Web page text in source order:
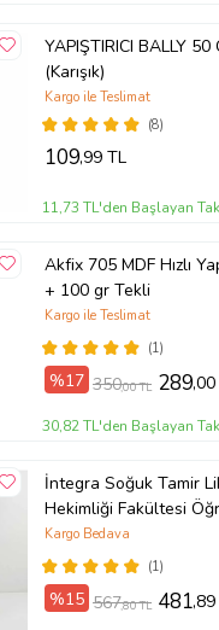
YAPIŞTIRICI BALLY 50
(Karışık)
(8)
Kargo ile Teslimat
109,99 TL
11,73 TL'den Başlayan
Akfix 705 MDF Hızlı
+ 100 gr Tekli
(1)
Kargo ile Teslimat
%17 350,00 TL 289
30,82 TL'den Başlayan
İntegra Soğuk Tamir
Hekimliği Fakültesi
Tamir İşleri İçin 100 ml
(1)
Kargo Bedava
%15 567,80 TL 481